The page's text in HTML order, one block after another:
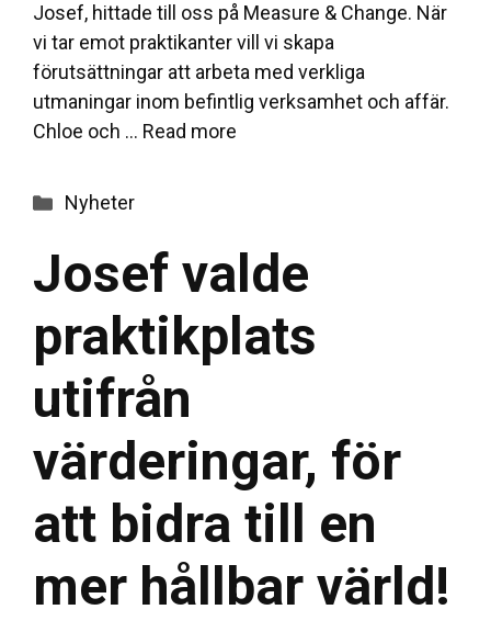
Josef, hittade till oss på Measure & Change. När
vi tar emot praktikanter vill vi skapa
förutsättningar att arbeta med verkliga
utmaningar inom befintlig verksamhet och affär.
Chloe och … Read more
Categories
Nyheter
Josef valde
praktikplats
utifrån
värderingar, för
att bidra till en
mer hållbar värld!